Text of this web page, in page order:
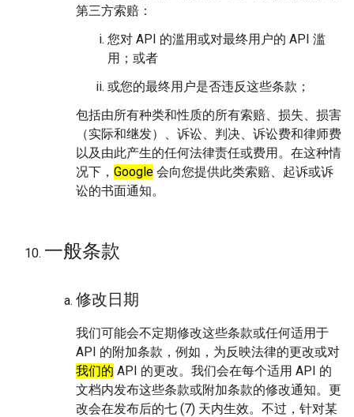
第三方索赔：
您对 API 的滥用或对最终用户的 API 滥
用；或者
或您的最终用户是否违反这些条款；
包括由所有种类和性质的所有索赔、损失、损害
（实际和继发）、诉讼、判决、诉讼费和律师费
以及由此产生的任何法律责任或费用。在这种情
况下， Google 会向您提供此类索赔、起诉或诉
讼的书面通知。
一般条款
修改日期
我们可能会不定期修改这些条款或任何适用于
API 的附加条款，例如，为反映法律的更改或对
我们的 API 的更改。我们会在每个适用 API 的
文档内发布这些条款或附加条款的修改通知。更
改会在发布后的七 (7) 天内生效。不过，针对某